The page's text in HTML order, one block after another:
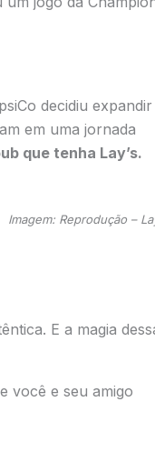
decidiu
em uma jornada
que tenha Lay’s.
Imagem: Reprodução –
E a magia
você e seu amigo